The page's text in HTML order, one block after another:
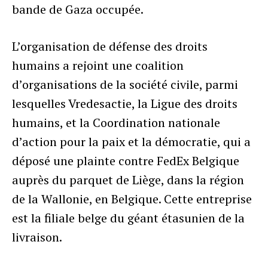
bande de Gaza occupée.
L’organisation de défense des droits
humains a rejoint une coalition
d’organisations de la société civile, parmi
lesquelles Vredesactie, la Ligue des droits
humains, et la Coordination nationale
d’action pour la paix et la démocratie, qui a
déposé une plainte contre FedEx Belgique
auprès du parquet de Liège, dans la région
de la Wallonie, en Belgique. Cette entreprise
est la filiale belge du géant étasunien de la
livraison.